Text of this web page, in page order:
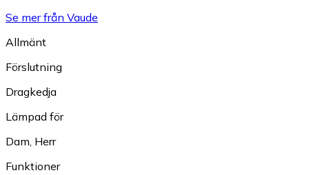
Se mer från Vaude
Allmänt
Förslutning
Dragkedja
Lämpad för
Dam Herr
Funktioner